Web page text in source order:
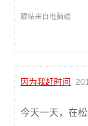
跟帖来自电脑端
因为我赶时间
今天一天，在